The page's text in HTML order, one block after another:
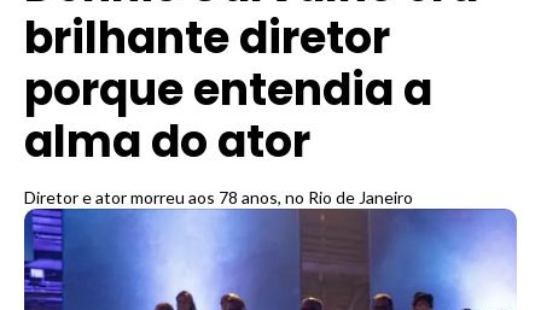
brilhante diretor
porque entendia a
alma do ator
Diretor e ator morreu aos 78 anos, no Rio de Janeiro